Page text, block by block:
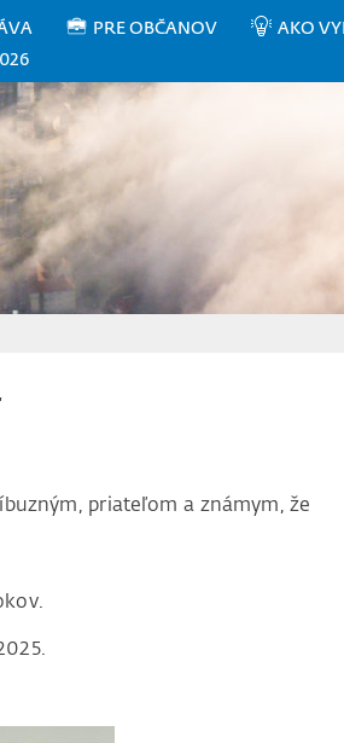
PRE OBČANOV AKO
priateľom a známym, že